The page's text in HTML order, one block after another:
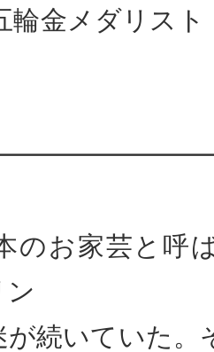
金メダリスト
☆
お家芸と呼
ン
が続いていた。